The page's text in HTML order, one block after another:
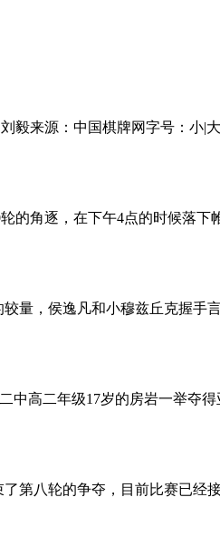
毅来源：中国棋牌网字号：小
角逐，在下午4点的时候落
量，侯逸凡和小穆兹丘克握
中高二年级17岁的房岩一举
第八轮的争夺，目前比赛已经